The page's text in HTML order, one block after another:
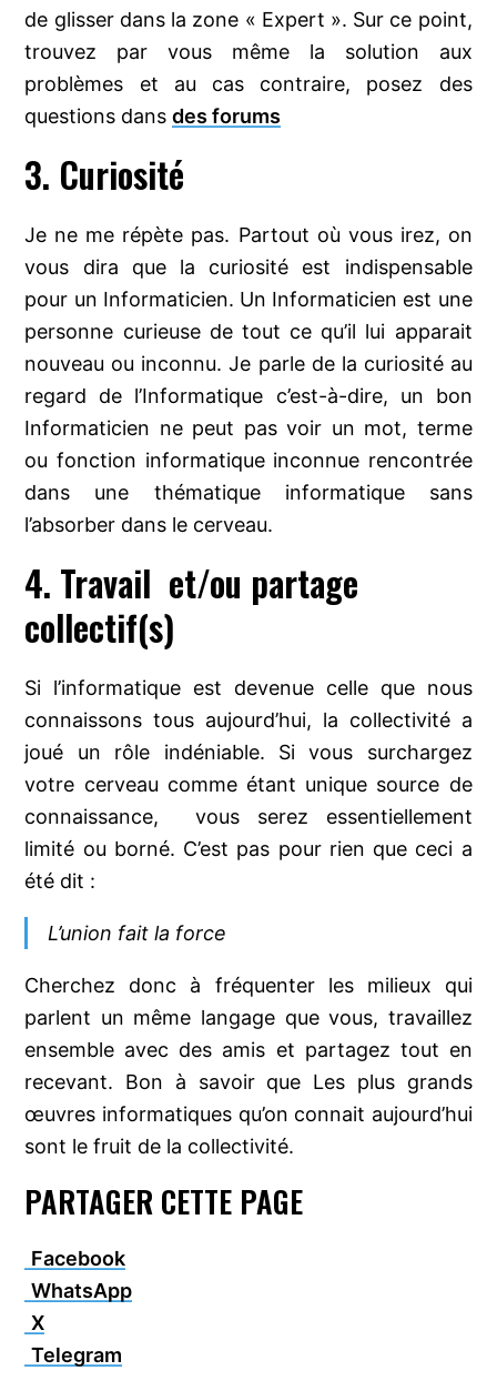
de glisser dans la zone « Expert ». Sur ce point,
trouvez par vous même la solution aux
problèmes et au cas contraire, posez des
questions dansdes forums
3. Curiosité
Je ne me répète pas. Partout où vous irez, on
vous dira que la curiosité est indispensable
pour un Informaticien. Un Informaticien est une
personne curieuse de tout ce qu’il lui apparait
nouveau ou inconnu. Je parle de la curiosité au
regard de l’Informatique c’est-à-dire, un bon
Informaticien ne peut pas voir un mot, terme
ou fonction informatique inconnue rencontrée
dans une thématique informatique sans
l’absorber dans le cerveau.
4. Travail et/ou partage
collectif(s)
Si l’informatique est devenue celle que nous
connaissons tous aujourd’hui, la collectivité a
joué un rôle indéniable. Si vous surchargez
votre cerveau comme étant unique source de
connaissance, vous serez essentiellement
limité ou borné. C’est pas pour rien que ceci a
été dit :
L’union fait la force
Cherchez donc à fréquenter les milieux qui
parlent un même langage que vous, travaillez
ensemble avec des amis et partagez tout en
recevant. Bon à savoir que Les plus grands
œuvres informatiques qu’on connait aujourd’hui
sont le fruit de la collectivité.
PARTAGER CETTE PAGE
Facebook
WhatsApp
X
Telegram